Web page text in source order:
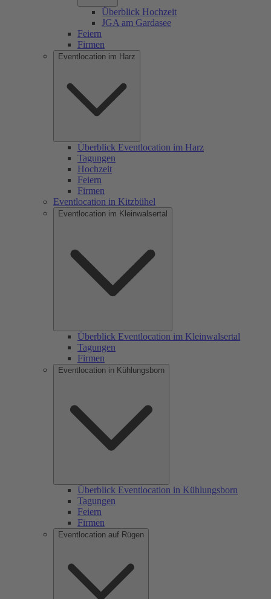
Überblick Hochzeit
JGA am Gardasee
Feiern
Firmen
Eventlocation im Harz
Überblick Eventlocation im Harz
Tagungen
Hochzeit
Feiern
Firmen
Eventlocation in Kitzbühel
Eventlocation im Kleinwalsertal
Überblick Eventlocation im Kleinwalsertal
Tagungen
Firmen
Eventlocation in Kühlungsborn
Überblick Eventlocation in Kühlungsborn
Tagungen
Feiern
Firmen
Eventlocation auf Rügen